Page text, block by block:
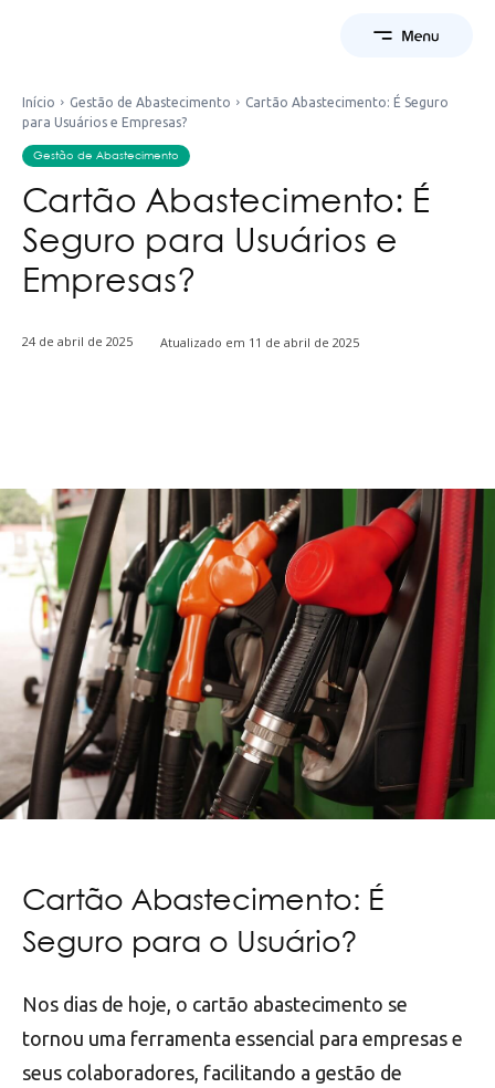
Início Gestão de Abastecimento
Cartão Abastecimento: É Seguro
para Usuários e Empresas?
Gestão de Abastecimento
Cartão Abastecimento: É
Seguro para Usuários e
Empresas?
24 de abril de 2025 Atualizado em 11 de abril de 2025
Cartão Abastecimento: É
Seguro para o Usuário?
Nos dias de hoje, o cartão abastecimento se
tornou uma ferramenta essencial para empresas e
seus colaboradores, facilitando a gestão de